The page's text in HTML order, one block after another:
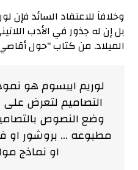
وخلافاَ للاعتقاد السائد فإن
بل إن له جذور في الأدب
الميلاد. من كتاب “حول أقاصي
لوريم ايبسوم هو
التصاميم لتعرض
وضع النصوص
مطبوعه … بروشور او
او نماذج